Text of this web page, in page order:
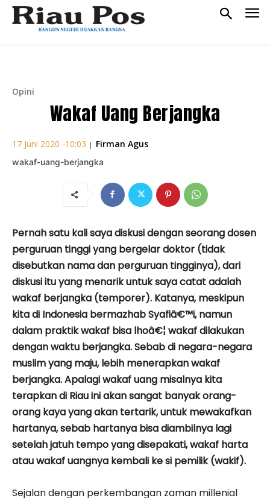
Opini
Wakaf Uang Berjangka
17 Juni 2020 -10:03 | Firman Agus
wakaf-uang-berjangka
Pernah satu kali saya diskusi dengan seorang dosen
perguruan tinggi yang bergelar doktor (tidak
disebutkan nama dan perguruan tingginya), dari
diskusi itu yang menarik untuk saya catat adalah
wakaf berjangka (temporer). Katanya, meskipun
kita di Indonesia bermazhab Syafiâ€™i, namun
dalam praktik wakaf bisa lhoâ€¦ wakaf dilakukan
dengan waktu berjangka. Sebab di negara-negara
muslim yang maju, lebih menerapkan wakaf
berjangka. Apalagi wakaf uang misalnya kita
terapkan di Riau ini akan sangat banyak orang-
orang kaya yang akan tertarik, untuk mewakafkan
hartanya, sebab hartanya bisa diambilnya lagi
setelah jatuh tempo yang disepakati, wakaf harta
atau wakaf uangnya kembali ke si pemilik (wakif).
Sejalan dengan perkembangan zaman millenial